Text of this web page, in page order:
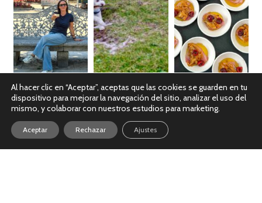
Ver en Instagram
Al hacer clic en “Aceptar”, aceptas que las cookies se guarden en tu
dispositivo para mejorar la navegación del sitio, analizar el uso del
mismo, y colaborar con nuestros estudios para marketing.
Aceptar Rechazar Ajustes